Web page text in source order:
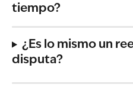
tiempo?
¿Es lo mismo un
disputa?